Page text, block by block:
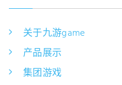
关于九游game
产品展示
集团游戏